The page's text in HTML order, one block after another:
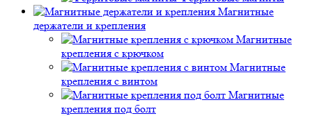
Магнитные
держатели и крепления
Магнитные
крепления с крючком
Магнитные
крепления с винтом
Магнитные
крепления под болт